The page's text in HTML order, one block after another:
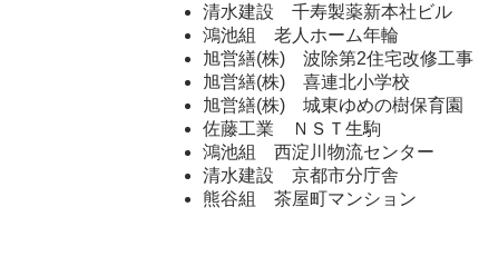
清水建設 千寿製薬新本社ビル
鴻池組 老人ホーム年輪
旭営繕(株) 波除第2住宅改修工事
旭営繕(株) 喜連北小学校
旭営繕(株) 城東ゆめの樹保育園
佐藤工業 ＮＳＴ生駒
鴻池組 西淀川物流センター
清水建設 京都市分庁舎
熊谷組 茶屋町マンション